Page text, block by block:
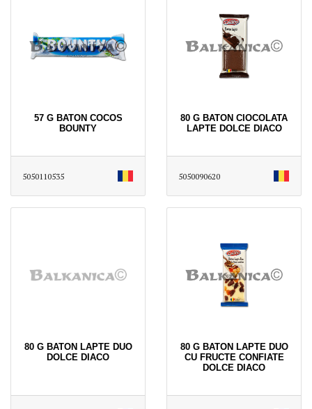
57 G BATON COCOS
BOUNTY
5050110535
80 G BATON CIOCOLATA
LAPTE DOLCE DIACO
5050090620
80 G BATON LAPTE DUO
DOLCE DIACO
80 G BATON LAPTE DUO
CU FRUCTE CONFIATE
DOLCE DIACO